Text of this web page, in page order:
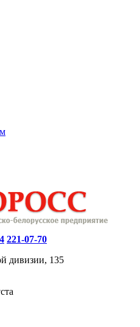
221-07-70
дивизии, 135